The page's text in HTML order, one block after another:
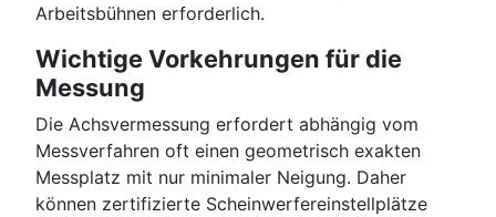
Arbeitsbühnen erforderlich.
Wichtige Vorkehrungen für die
Messung
Die Achsvermessung erfordert abhängig vom
Messverfahren oft einen geometrisch exakten
Messplatz mit nur minimaler Neigung. Daher
können zertifizierte Scheinwerfereinstellplätze